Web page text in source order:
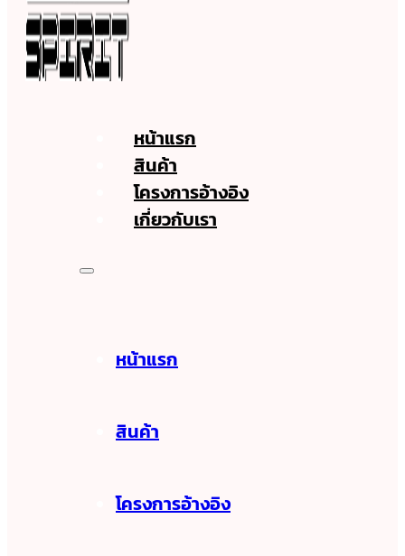
หน้าแรก
สินค้า
โครงการอ้างอิง
เกี่ยวกับเรา
หน้าแรก
สินค้า
โครงการอ้างอิง